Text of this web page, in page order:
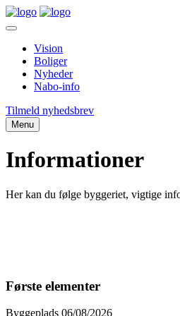
Vision
Boliger
Nyheder
Nabo-info
Tilmeld nyhedsbrev
Menu
Informationer
Her kan du følge byggeriet, vigtige
Første elementer
Byggeplads 06/08/2026